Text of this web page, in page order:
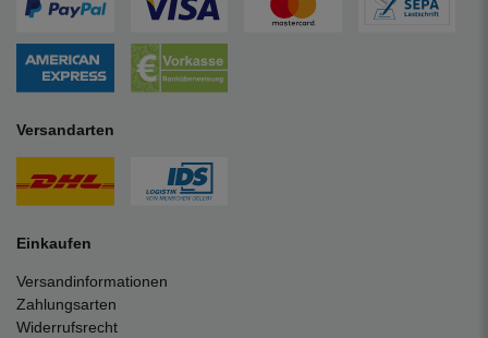
Versandarten
Einkaufen
Versandinformationen
Zahlungsarten
Widerrufsrecht